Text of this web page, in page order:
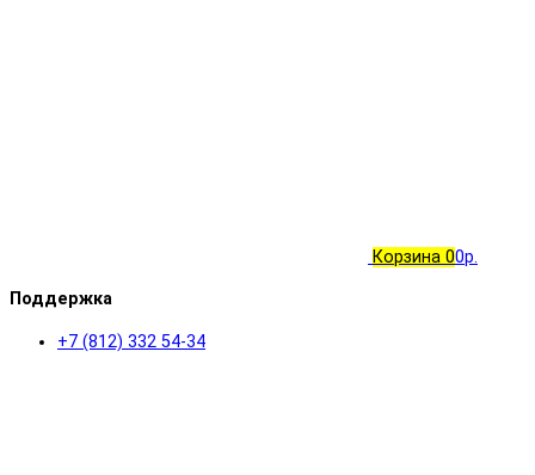
Корзина 00р.
Поддержка
+7 (812) 332 54-34